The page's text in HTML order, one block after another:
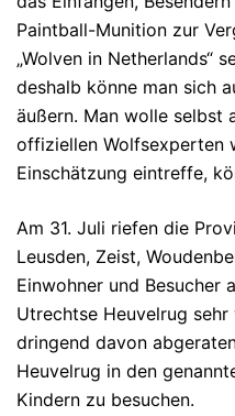
Paintball-Munition zur
„Wolven in Netherlands“
deshalb könne man sich
äußern. Man wolle selbst
offiziellen Wolfsexperten
Einschätzung eintreffe,
Am 31. Juli riefen die
Leusden, Zeist,
Einwohner und Besucher
Utrechtse Heuvelrug
dringend davon
Heuvelrug in den
Kindern zu besuchen.